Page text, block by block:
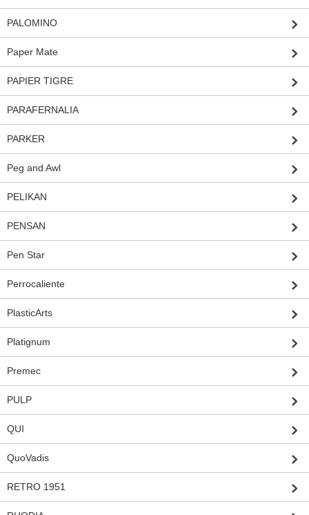
PALOMINO
Paper Mate
PAPIER TIGRE
PARAFERNALIA
PARKER
Peg and Awl
PELIKAN
PENSAN
Pen Star
Perrocaliente
PlasticArts
Platignum
Premec
PULP
QUI
QuoVadis
RETRO 1951